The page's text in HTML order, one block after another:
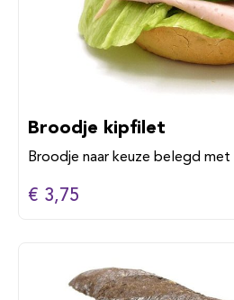
Broodje kipfilet
Broodje naar keuze belegd
€ 3,75